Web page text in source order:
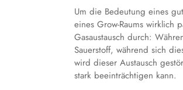
Um die Bedeutung eines
eines Grow-Raums wirklich
Gasaustausch durch:
Sauerstoff, während sich
wird dieser Austausch
stark beeinträchtigen kann.